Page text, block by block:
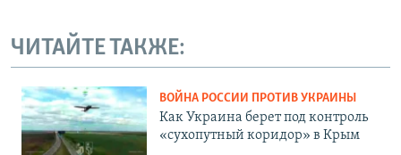
ЧИТАЙТЕ ТАКЖЕ:
ВОЙНА РОССИИ ПРОТИВ УКРАИНЫ
Как Украина берет под контроль
«сухопутный коридор» в Крым